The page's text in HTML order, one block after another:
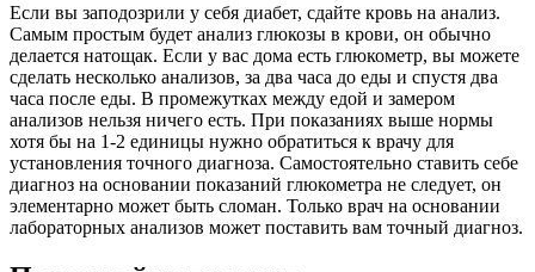
Если вы заподозрили у себя диабет, сдайте кровь на анализ.
Самым простым будет анализ глюкозы в крови, он обычно
делается натощак. Если у вас дома есть глюкометр, вы можете
сделать несколько анализов, за два часа до еды и спустя два
часа после еды. В промежутках между едой и замером
анализов нельзя ничего есть. При показаниях выше нормы
хотя бы на 1-2 единицы нужно обратиться к врачу для
установления точного диагноза. Самостоятельно ставить себе
диагноз на основании показаний глюкометра не следует, он
элементарно может быть сломан. Только врач на основании
лабораторных анализов может поставить вам точный диагноз.